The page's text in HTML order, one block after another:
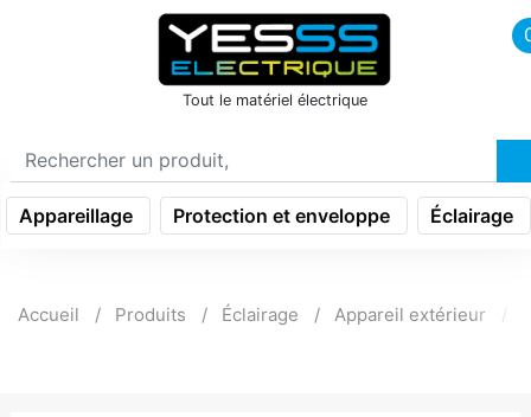
icon menu burger
Tout le matériel électrique
Appareillage Protection et enveloppe Éclairage
Accueil Produits Éclairage Appareil extérieur